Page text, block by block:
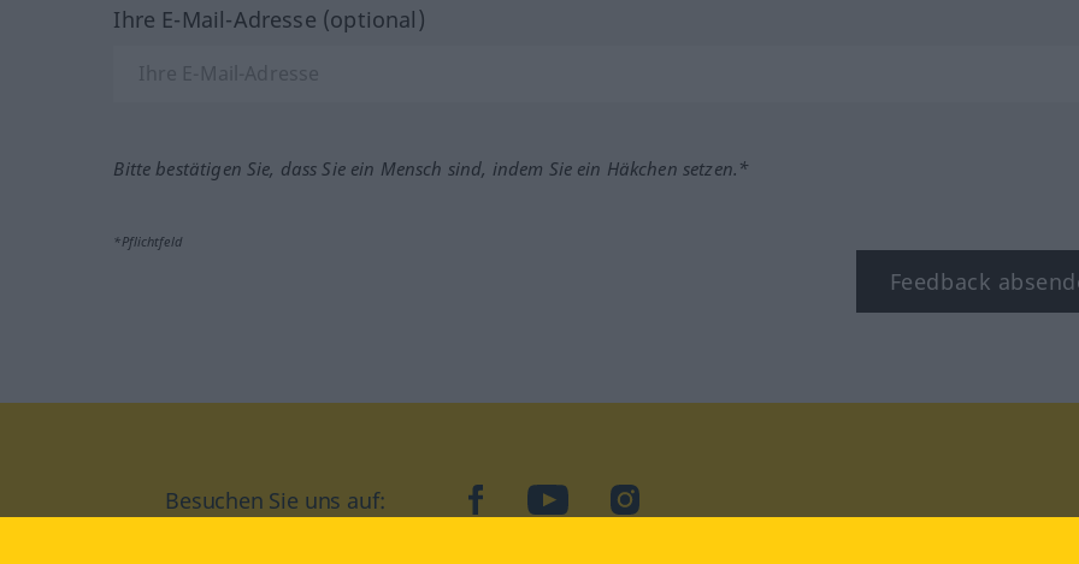
Ihre E-Mail-Adresse (optional)
Bitte bestätigen Sie, dass Sie ein Mensch sind, indem Sie ein Häkchen setzen.*
*Pflichtfeld
Feedback
Besuchen Sie uns auf: facebookYouTubeInstagram